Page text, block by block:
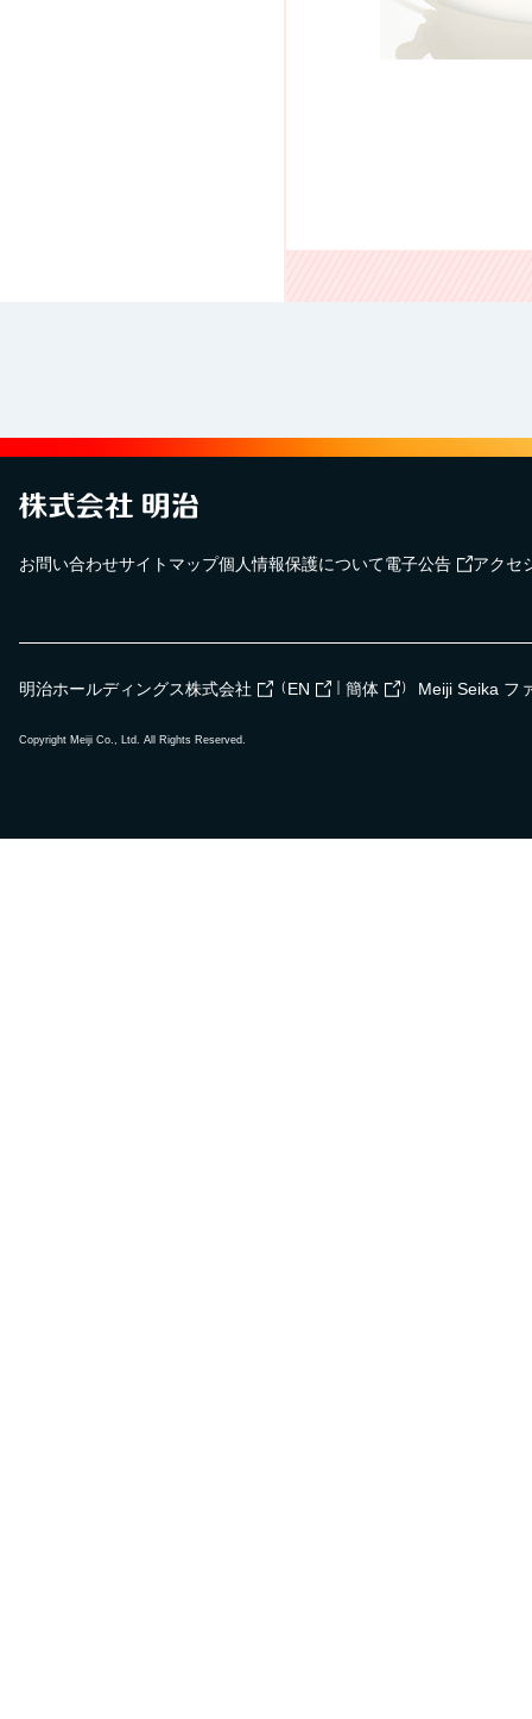
お問い合わせサイトマップ個人情報保護について電子公告 アクセ
明治ホールディングス株式会社 （ EN 簡体 ） Meiji Seika フ
Copyright Meiji Co., Ltd. All Rights Reserved.